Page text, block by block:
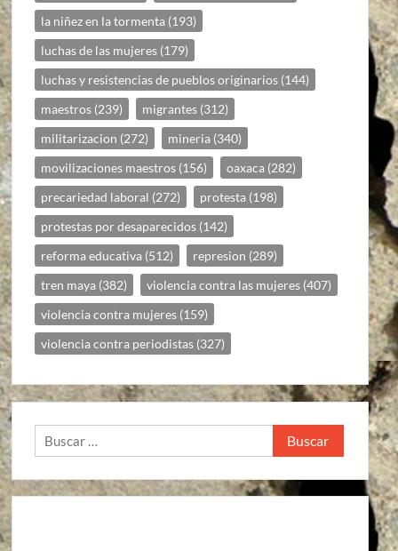
la niñez en la tormenta (193)
luchas de las mujeres (179)
luchas y resistencias de pueblos originarios (144)
maestros (239) migrantes (312)
militarizacion (272) mineria (340)
movilizaciones maestros (156) oaxaca (282)
precariedad laboral (272) protesta (198)
protestas por desaparecidos (142)
reforma educativa (512) represion (289)
tren maya (382) violencia contra las mujeres (407)
violencia contra mujeres (159)
violencia contra periodistas (327)
Buscar: